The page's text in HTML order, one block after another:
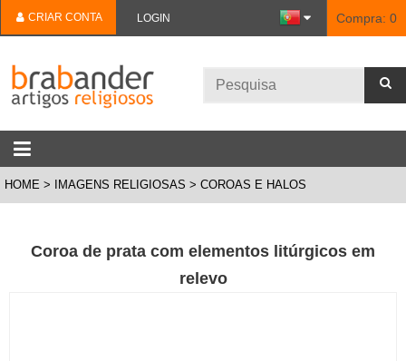
CRIAR CONTA LOGIN Compra: 0
HOME IMAGENS RELIGIOSAS COROAS E HALOS
Coroa de prata com elementos litúrgicos em
relevo